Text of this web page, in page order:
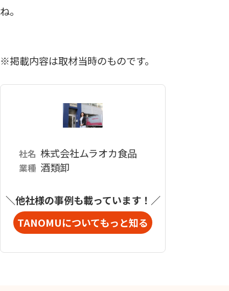
社名 株式会社ムラオカ食品
業種 酒類卸
＼他社様の事例も載っています！／
TANOMUについてもっと知る
ね。
※掲載内容は取材当時のものです。